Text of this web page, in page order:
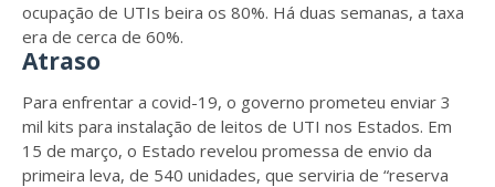
ocupação de UTIs beira os 80%. Há duas semanas, a taxa
era de cerca de 60%.
Atraso
Para enfrentar a covid-19, o governo prometeu enviar 3
mil kits para instalação de leitos de UTI nos Estados. Em
15 de março, o Estado revelou promessa de envio da
primeira leva, de 540 unidades, que serviria de “reserva